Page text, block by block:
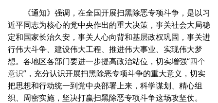
《通知》强调，在全国开展扫黑除恶专项斗争，是以习
近平同志为核心的党中央作出的重大决策，事关社会大局稳
定和国家长治久安，事关人心向背和基层政权巩固，事关进
行伟大斗争、建设伟大工程、推进伟大事业、实现伟大梦
想。各地区各部门要进一步提高政治站位，切实增强“四个
意识”，充分认识开展扫黑除恶专项斗争的重大意义，切实
把思想和行动统一到党中央部署上来，科学谋划、精心组
织、周密实施，坚决打赢扫黑除恶专项斗争这场攻坚仗。